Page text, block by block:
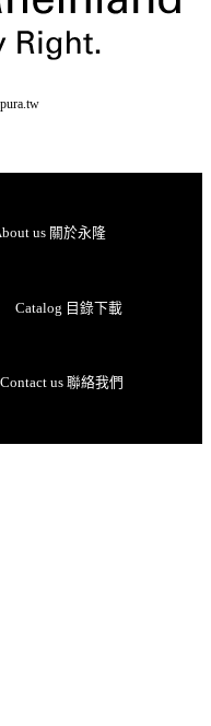
us 關於永隆
Catalog 目錄下載
Contact us 聯絡我們